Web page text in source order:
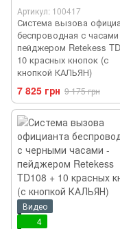
Артикул: 100417
Система вызова
беспроводная с
пейджером Retekess
10 красных кнопок (с
кнопкой КАЛЬЯН)
7 825 грн 9 175 грн
Видео
4